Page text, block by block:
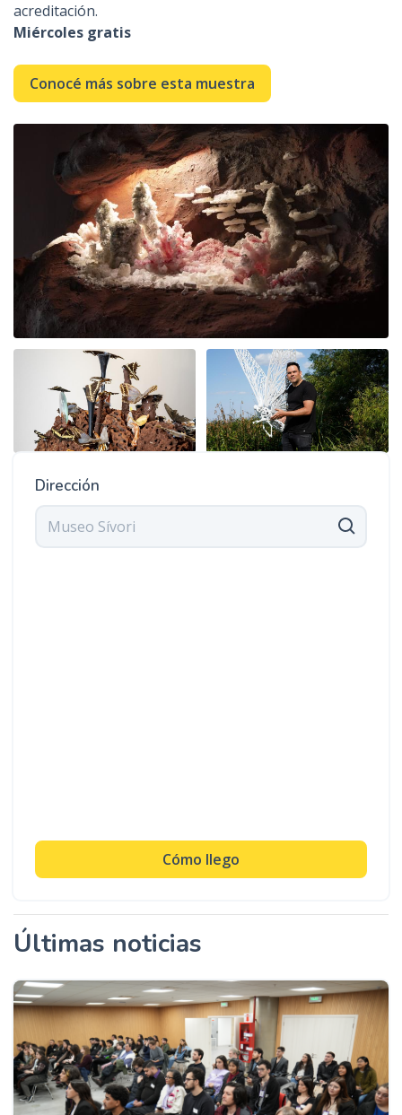
acreditación.
Miércoles gratis
Conocé más sobre esta muestra
Dirección
Cómo llego
Últimas noticias